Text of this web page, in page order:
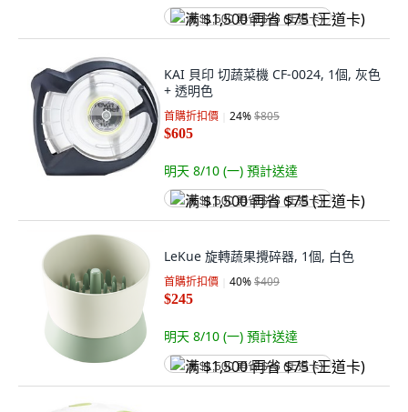
满 $1,500 再省 $75 (王道卡)
KAI 貝印 切蔬菜機 CF-0024, 1個, 灰色
+ 透明色
首購折扣價 24%$805
$605
明天 8/10 (一) 預計送達
满 $1,500 再省 $75 (王道卡)
LeKue 旋轉蔬果攪碎器, 1個, 白色
首購折扣價 40%$409
$245
明天 8/10 (一) 預計送達
满 $1,500 再省 $75 (王道卡)